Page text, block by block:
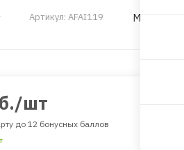
Артикул: AFAI119 MILES
/шт
до 12 бонусных баллов